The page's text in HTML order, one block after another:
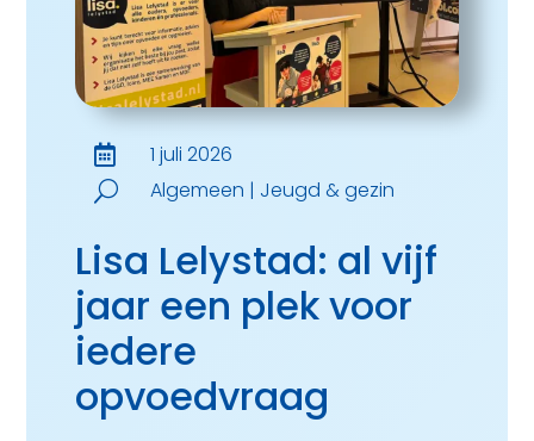
Lisa Lelystad: al vijf
jaar een plek voor
iedere
opvoedvraag
 1 juli 2026
U Algemeen | Jeugd & gezin